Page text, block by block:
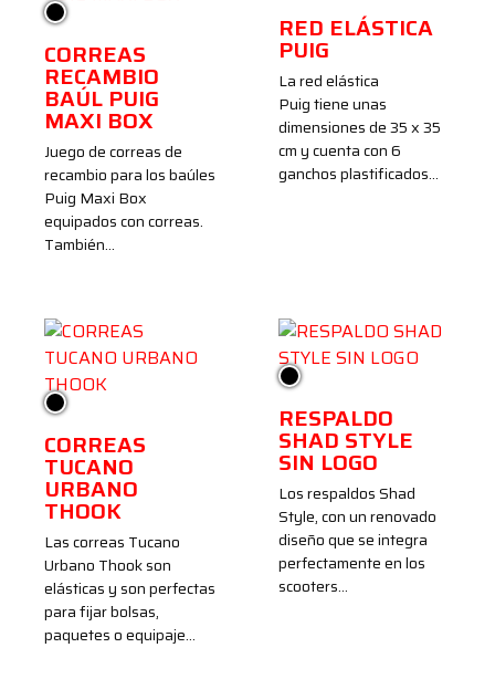
Negro
CORREAS
RECAMBIO
BAÚL PUIG
MAXI BOX
Juego de correas de
recambio para los baúles
Puig Maxi Box
equipados con correas.
También…
RED ELÁSTICA
PUIG
La red elástica
Puig tiene unas
dimensiones de 35 x 35
cm y cuenta con 6
ganchos plastificados…
Negro
CORREAS
TUCANO
URBANO
THOOK
Las correas Tucano
Urbano Thook son
elásticas y son perfectas
para fijar bolsas,
paquetes o equipaje…
Negro
RESPALDO
SHAD STYLE
SIN LOGO
Los respaldos Shad
Style, con un renovado
diseño que se integra
perfectamente en los
scooters…